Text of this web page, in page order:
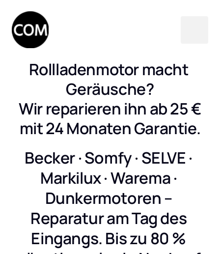
Rollladenmotor macht
Geräusche?
Wir reparieren ihn ab 25 €
mit 24 Monaten Garantie.
Becker · Somfy · SELVE ·
Markilux · Warema ·
Dunkermotoren –
Reparatur am Tag des
Eingangs. Bis zu 80 %